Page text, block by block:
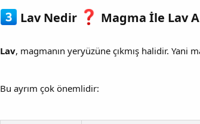
Lav Nedir Magma İle Lav
Lav, magmanın yeryüzüne çıkmış halidir. Yani
Bu ayrım çok önemlidir: